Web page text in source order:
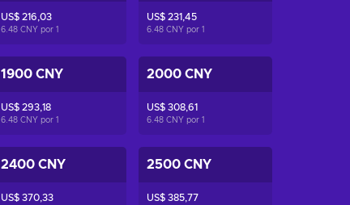
US$ 216,03
6.48 CNY por1
US$ 231,45
6.48 CNY por1
1900 CNY
US$ 293,18
6.48 CNY por1
2000 CNY
US$ 308,61
6.48 CNY por1
2400 CNY
US$ 370,33
2500 CNY
US$ 385,77